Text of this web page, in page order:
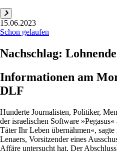
15.06.2023
Schon gelaufen
Nachschlag:
Informationen am
DLF
Hunderte Journalisten, Politiker,
der israelischen Software
Täter Ihr Leben übernähmen«,
Lenaers, Vorsitzender eines
Affäre untersucht hat. Der